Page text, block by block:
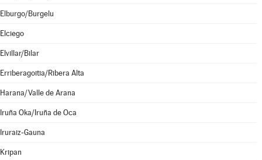
Elburgo/Burgelu
Elciego
Elvillar/Bilar
Erriberagoitia/Ribera Alta
Harana/Valle de Arana
Iruña Oka/Iruña de Oca
Iruraiz-Gauna
Kripan